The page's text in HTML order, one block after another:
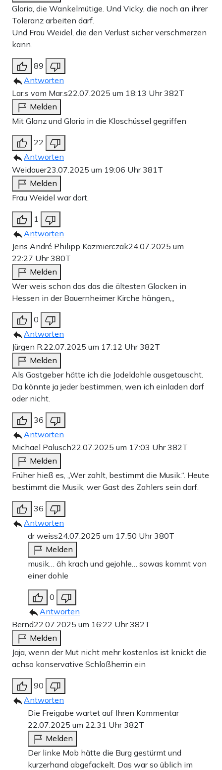
Gloria, die Wankelmütige. Und Vicky, die noch an ihrer
Toleranz arbeiten darf.
Und Frau Weidel, die den Verlust sicher verschmerzen
kann.
89
Antworten
Lar.s vom Mar.s22.07.2025 um 18:13 Uhr382T
Melden
Mit Glanz und Gloria in die Kloschüssel gegriffen
22
Antworten
Weidauer23.07.2025 um 19:06 Uhr381T
Melden
Frau Weidel war dort.
1
Antworten
Jens André Philipp Kazmierczak24.07.2025 um
22:27 Uhr380T
Melden
Wer weis schon das das die ältesten Glocken in
Hessen in der Bauernheimer Kirche hängen,,,
0
Antworten
Jürgen R. 22.07.2025 um 17:12 Uhr382T
Melden
Als Gastgeber hätte ich die Jodeldohle ausgetauscht.
Da könnte ja jeder bestimmen, wen ich einladen darf
oder nicht.
36
Antworten
Michael Palusch22.07.2025 um 17:03 Uhr382T
Melden
Früher hieß es, „Wer zahlt, bestimmt die Musik.“. Heute
bestimmt die Musik, wer Gast des Zahlers sein darf.
36
Antworten
dr weiss24.07.2025 um 17:50 Uhr380T
Melden
musik… äh krach und gejohle… sowas kommt von
einer dohle
0
Antworten
Bernd22.07.2025 um 16:22 Uhr382T
Melden
Jaja, wenn der Mut nicht mehr kostenlos ist knickt die
achso konservative Schloßherrin ein
90
Antworten
Die Freigabe wartet auf Ihren Kommentar
22.07.2025 um 22:31 Uhr382T
Melden
Der linke Mob hätte die Burg gestürmt und
kurzerhand abgefackelt. Das war so üblich im